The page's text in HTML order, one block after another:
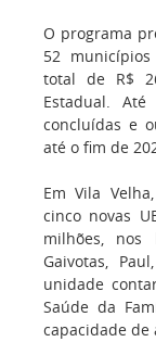
O programa
52
total de R$
Estadual.
concluídas e
até o fim de
Em Vila
cinco novas
milhões, nos
Gaivotas,
unidade
Saúde da
capacidade de